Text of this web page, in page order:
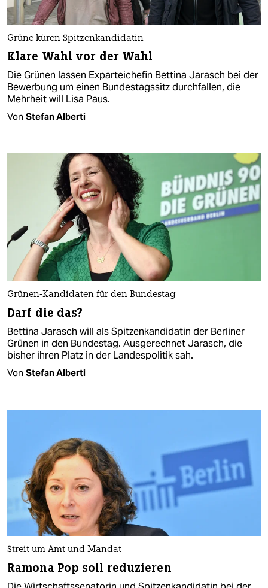
Grüne küren Spitzenkandidatin
Klare Wahl vor der Wahl
Die Grünen lassen Exparteichefin Bettina Jarasch bei der
Bewerbung um einen Bundestagssitz durchfallen, die
Mehrheit will Lisa Paus.
Von Stefan Alberti
Grünen-Kandidaten für den Bundestag
Darf die das?
Bettina Jarasch will als Spitzenkandidatin der Berliner
Grünen in den Bundestag. Ausgerechnet Jarasch, die
bisher ihren Platz in der Landespolitik sah.
Von Stefan Alberti
Streit um Amt und Mandat
Ramona Pop soll reduzieren